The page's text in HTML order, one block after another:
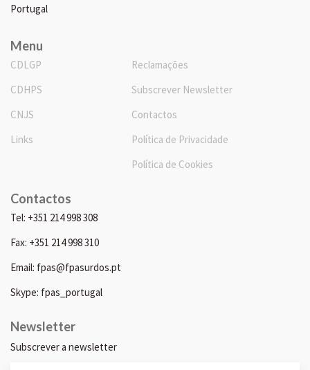
Portugal
Menu
CDLGP
CDHPS
CNJS
Links
Reclamações
Subscrever Newsletter
Contactos
Política de Privacidade
Política de Cookies
Contactos
Tel: +351 214 998 308
Fax: +351 214 998 310
Email: fpas@fpasurdos.pt
Skype: fpas_portugal
Newsletter
Subscrever a newsletter